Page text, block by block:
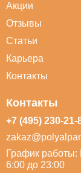
Акции
Отзывы
Статьи
Карьера
Контакты
Контакты
+7 (495) 230-21-
График работы:
6:00 до 23:00